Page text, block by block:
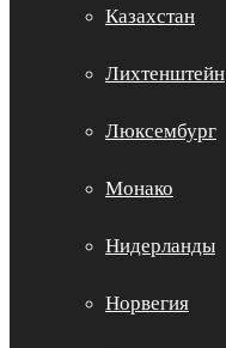
Казахстан
Лихтенштейн
Люксембург
Монако
Нидерланды
Норвегия